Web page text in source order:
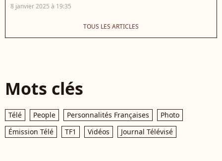
8 janvier 2025 à 19:35
TOUS LES ARTICLES
Mots clés
Télé People Personnalités Françaises
Photo
Émission Télé
TF1 Vidéos Journal Télévisé